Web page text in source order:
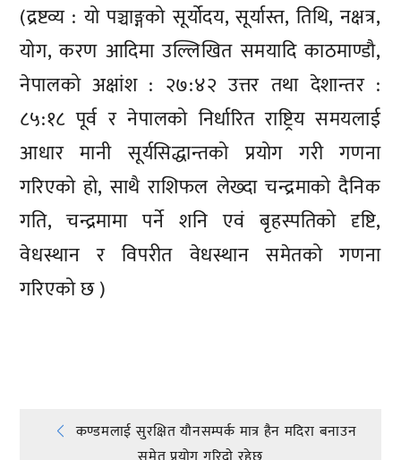
(द्रष्टव्य : यो पञ्चाङ्गको सूर्योदय, सूर्यास्त, तिथि, नक्षत्र,
योग, करण आदिमा उल्लिखित समयादि काठमाण्डौ,
नेपालको अक्षांश : २७:४२ उत्तर तथा देशान्तर :
८५:१८ पूर्व र नेपालको निर्धारित राष्ट्रिय समयलाई
आधार मानी सूर्यसिद्धान्तको प्रयोग गरी गणना
गरिएको हो, साथै राशिफल लेख्दा चन्द्रमाको दैनिक
गति, चन्द्रमामा पर्ने शनि एवं बृहस्पतिको दृष्टि,
वेधस्थान र विपरीत वेधस्थान समेतको गणना
गरिएको छ )
Post
कण्डमलाई सुरक्षित यौनसम्पर्क मात्र हैन मदिरा बनाउन